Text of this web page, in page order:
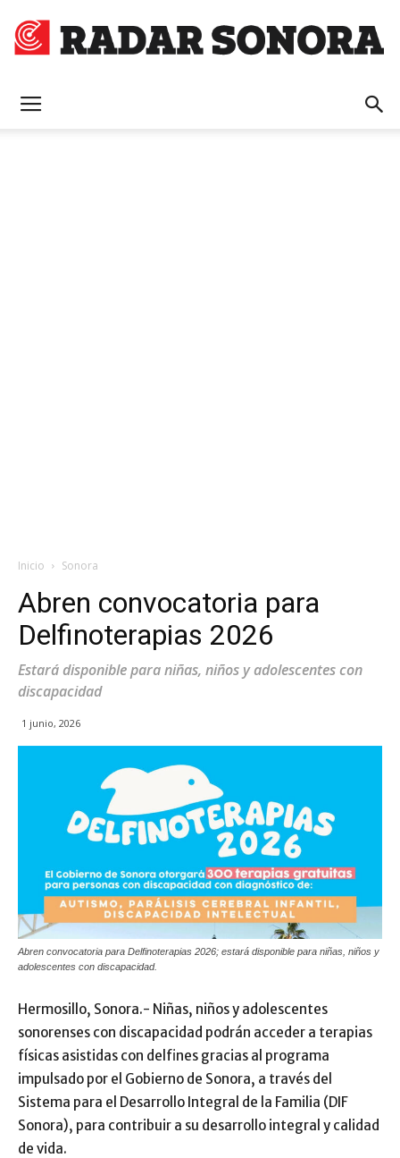
Inicio Sonora
Abren convocatoria para
Delfinoterapias 2026
Estará disponible para niñas, niños y adolescentes con
discapacidad
1 junio, 2026
Abren convocatoria para Delfinoterapias 2026; estará disponible para niñas, niños y
adolescentes con discapacidad.
Hermosillo, Sonora.- Niñas, niños y adolescentes
sonorenses con discapacidad podrán acceder a terapias
físicas asistidas con delfines gracias al programa
impulsado por el Gobierno de Sonora, a través del
Sistema para el Desarrollo Integral de la Familia (DIF
Sonora), para contribuir a su desarrollo integral y calidad
de vida.